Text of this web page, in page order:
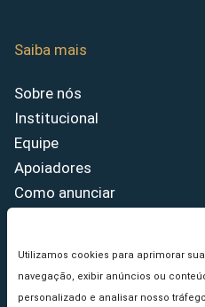
Utilizamos cookies para aprimorar
navegação, exibir anúncios ou
personalizado e analisar nosso
Saiba mais
Sobre nós
Institucional
Equipe
Apoiadores
Como anunciar
Princípios Editoriais